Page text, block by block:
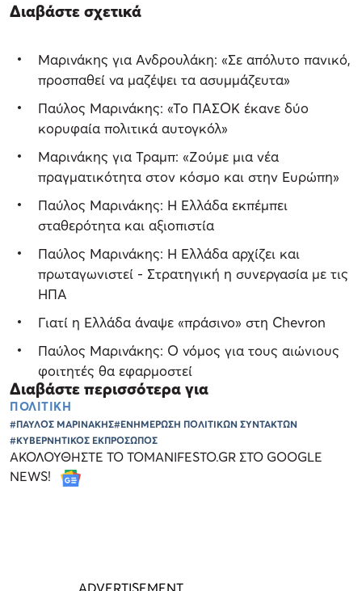
Διαβάστε σχετικά
Μαρινάκης για Ανδρουλάκη: «Σε απόλυτο πανικό,
προσπαθεί να μαζέψει τα ασυμμάζευτα»
Παύλος Μαρινάκης: «Το ΠΑΣΟΚ έκανε δύο
κορυφαία πολιτικά αυτογκόλ»
Μαρινάκης για Τραμπ: «Ζούμε μια νέα
πραγματικότητα στον κόσμο και στην Ευρώπη»
Παύλος Μαρινάκης: Η Ελλάδα εκπέμπει
σταθερότητα και αξιοπιστία
Παύλος Μαρινάκης: Η Ελλάδα αρχίζει και
πρωταγωνιστεί - Στρατηγική η συνεργασία με τις
ΗΠΑ
Γιατί η Ελλάδα άναψε «πράσινο» στη Chevron
Παύλος Μαρινάκης: Ο νόμος για τους αιώνιους
φοιτητές θα εφαρμοστεί
Διαβάστε περισσότερα για
ΠΟΛΙΤΙΚΗ
#ΠΑΥΛΟΣ ΜΑΡΙΝΑΚΗΣ#ΕΝΗΜΕΡΩΣΗ ΠΟΛΙΤΙΚΩΝ ΣΥΝΤΑΚΤΩΝ
#ΚΥΒΕΡΝΗΤΙΚΟΣ ΕΚΠΡΟΣΩΠΟΣ
ΑΚΟΛΟΥΘΗΣΤΕ ΤΟ TOMANIFESTO.GR ΣΤΟ GOOGLE
NEWS!